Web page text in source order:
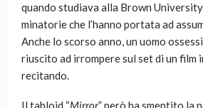
quando studiava alla Brown
minatorie che l’hanno portata ad
Anche lo scorso anno, un uomo
riuscito ad irrompere sul set di un film
recitando.